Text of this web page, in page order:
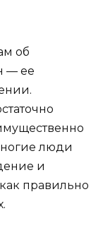
об
— ее
люди
и
правильно